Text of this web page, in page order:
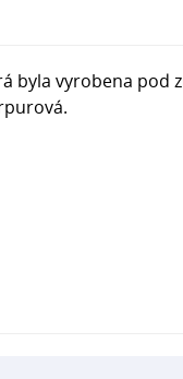
byla vyrobena pod